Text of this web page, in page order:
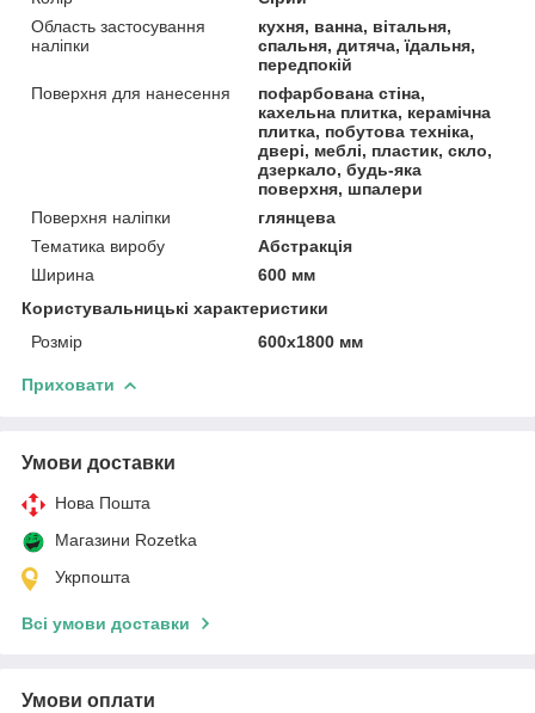
Область застосування
наліпки
кухня, ванна, вітальня,
спальня, дитяча, їдальня,
передпокій
Поверхня для нанесення
пофарбована стіна,
кахельна плитка, керамічна
плитка, побутова техніка,
двері, меблі, пластик, скло,
дзеркало, будь-яка
поверхня, шпалери
Поверхня наліпки
глянцева
Тематика виробу
Абстракція
Ширина
600 мм
Користувальницькі характеристики
Розмір
600х1800 мм
Приховати
Умови доставки
Нова Пошта
Магазини Rozetka
Укрпошта
Всі умови доставки
Умови оплати